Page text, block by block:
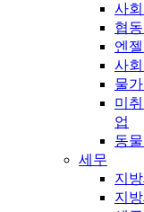
사
협
엔
사
물
미
업
동물
세무
지
지